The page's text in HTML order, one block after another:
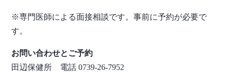
※専門医師による面接相談です。事前に予約が必要で
す。
お問い合わせとご予約
田辺保健所 電話 0739-26-7952